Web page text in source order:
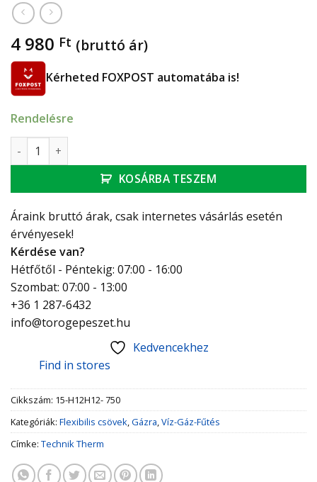
4 980 Ft (bruttó ár)
Kérheted FOXPOST automatába is!
Rendelésre
Flexibilis bekötőcső gázra, kihúzható 1/2" holl. - 1/2" holl. -
KOSÁRBA TESZEM
Áraink bruttó árak, csak internetes vásárlás esetén
érvényesek!
Kérdése van?
Hétfőtől - Péntekig: 07:00 - 16:00
Szombat: 07:00 - 13:00
+36 1 287-6432
info@torogepeszet.hu
Kedvencekhez
Find in stores
Cikkszám: 15-H12H12- 750
Kategóriák: Flexibilis csövek,Gázra,Víz-Gáz-Fűtés
Címke: Technik Therm